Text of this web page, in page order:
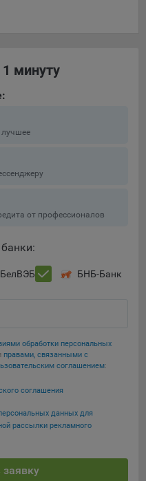
минуту
лучшее
от профессионалов
БНБ-Банк
обработки персональных
правами, связанными с
соглашением:
соглашения
данных для
рассылки рекламного